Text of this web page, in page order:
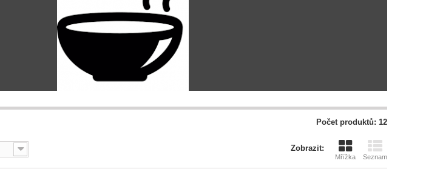
Počet produktů: 12
Zobrazit:
Mřížka Seznam